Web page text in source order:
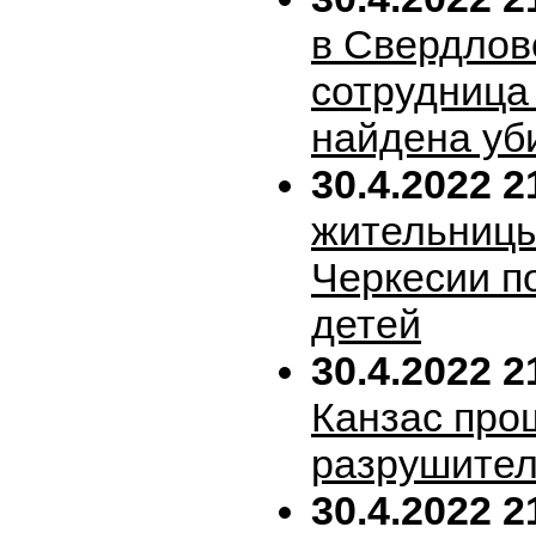
в
найдена
30.4.2022
Черкесии
детей
30.4.2022
Канзас
30.4.2022